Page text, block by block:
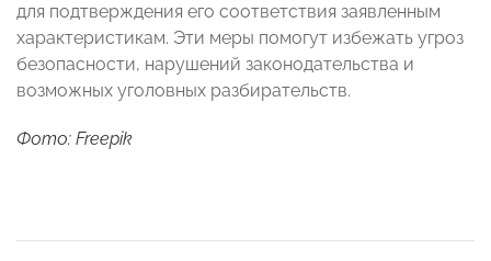
для подтверждения его соответствия заявленным
характеристикам. Эти меры помогут избежать угроз
безопасности, нарушений законодательства и
возможных уголовных разбирательств.
Фото: Freepik